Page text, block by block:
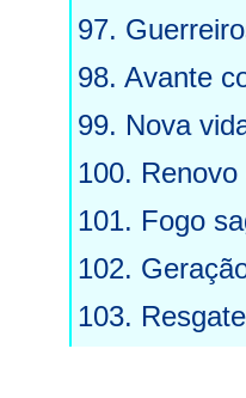
97.
98. Avante
99. Nova
100.
101. Fogo
102.
103. Resgate